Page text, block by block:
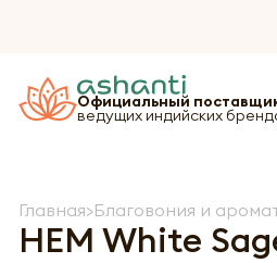
Официальный
ведущих индийских
Главная Благовония и
HEM White